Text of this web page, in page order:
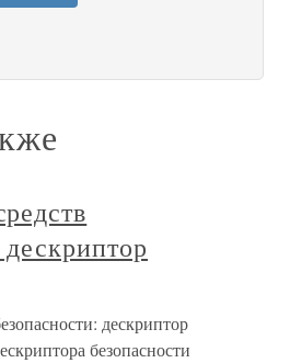
дескриптор
безопасности